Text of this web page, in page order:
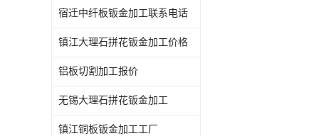
宿迁中纤板钣金加工联系电话
镇江大理石拼花钣金加工价格
铝板切割加工报价
无锡大理石拼花钣金加工
镇江铜板钣金加工工厂